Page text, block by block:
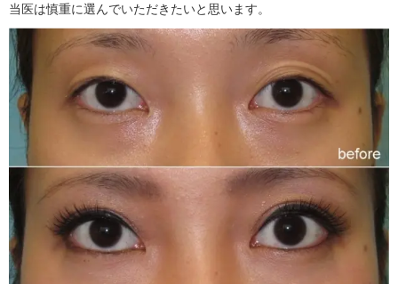
当医は慎重に選んでいただきたいと思います。